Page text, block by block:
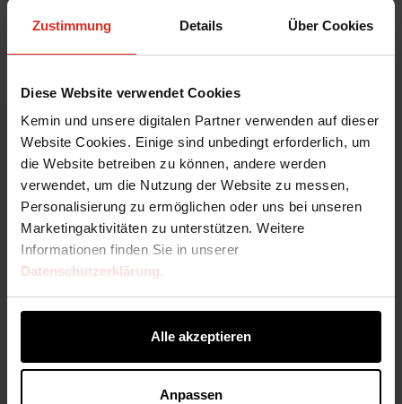
Zustimmung Details Über Cookies
Diese Website verwendet Cookies
Kemin und unsere digitalen Partner verwenden auf dieser
Website Cookies. Einige sind unbedingt erforderlich, um
die Website betreiben zu können, andere werden
verwendet, um die Nutzung der Website zu messen,
Personalisierung zu ermöglichen oder uns bei unseren
Marketingaktivitäten zu unterstützen. Weitere
Informationen finden Sie in unserer
Datenschutzerklärung.
Alle akzeptieren
Anpassen
Mildern Sie das Risiko Ihrer
Haustiernahrungs- und Renderprodukte mit
Entdecken Sie Antimikrobielle Mittel und
Schimmelhemmer
für HaustiernahrungundRendering.